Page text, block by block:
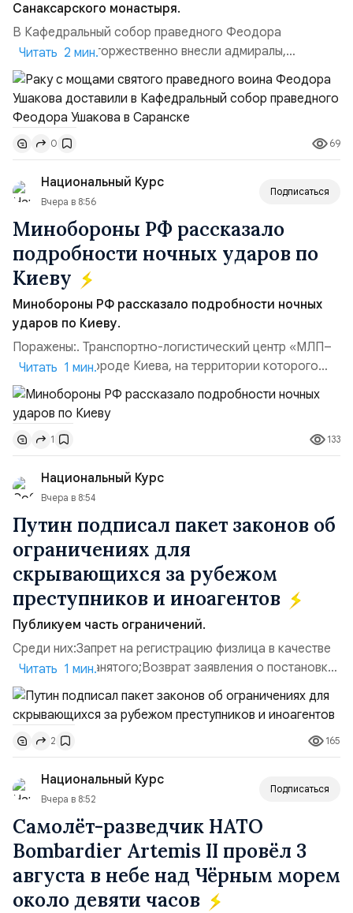
Санаксарского монастыря.
В Кафедральный собор праведного Феодора
Ушакова раку торжественно внесли адмиралы,
участвовавшие в канонизации святого праведного
воина Феодора Ушакова 25 лет назад:Адмирал
Владимир Прокофьевич Валуев, командующий
Балтийским флотом ВМФ России (2001–2006
гг.);Адмирал Владимир Петрович Комоедов,
командующий Черноморским флотом ВМФ России
(1998–2002 г...
Читать 2 мин.
0 69
Национальный Курс
Вчера в 8:56
Подписаться
Минобороны РФ рассказало
подробности ночных ударов по
Киеву
Минобороны РФ рассказало подробности ночных
ударов по Киеву.
Поражены:. Транспортно-логистический центр «МЛП–
Чайка» в пригороде Киева, на территории которого
осуществлялось хранение, сборка а также запуск с
прилегающего полевого аэродром «Чайка»
дальнобойных БПЛА ВСУ; Складские помещения
«Транс-Логистик» в Оболонском районе г. Киев,
использовавшиеся для хранения военного
имущества ВСУ; Сортировочны...
Читать 1 мин.
1 133
Национальный Курс
Вчера в 8:54
Путин подписал пакет законов об
ограничениях для
скрывающихся за рубежом
преступников и иноагентов
Публикуем часть ограничений.
Среди них:Запрет на регистрацию физлица в качестве
ИП или самозанятого;Возврат заявления о постановке
недвижимости на кадастровый учет;Ограничение
водительских прав;Запрет регистрации транспортных
средств и на заключение сделок по
доверенности;Отказ в заключении кредитного
договора, предоставлении государственных и
муниципальных услуг онл...
Читать 1 мин.
2 165
Национальный Курс
Вчера в 8:52
Подписаться
Самолёт-разведчик НАТО
Bombardier Artemis II провёл 3
августа в небе над Чёрным морем
около девяти часов